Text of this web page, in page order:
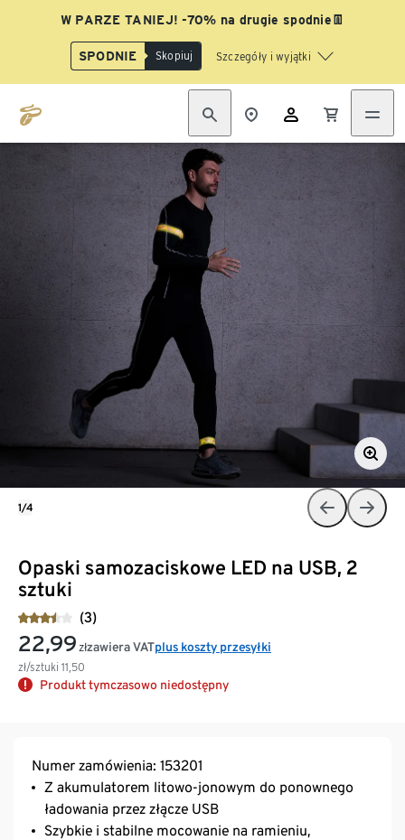
W PARZE TANIEJ! -70% na drugie spodnie👖
SPODNIE Skopiuj Szczegóły i wyjątki
Opaski samozaciskowe LED na USB, 2
sztuki
(3)
22,99 zł
zł/sztuki 11,50
zawiera VATplus koszty przesyłki
Produkt tymczasowo niedostępny
1/4
Numer zamówienia: 153201
Z akumulatorem litowo-jonowym do ponownego
ładowania przez złącze USB
Szybkie i stabilne mocowanie na ramieniu,